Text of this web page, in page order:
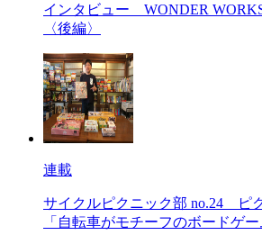
インタビュー WONDER
〈後編〉
連載
サイクルピクニック部 no.24
ピ
「自転車がモチーフのボードゲ